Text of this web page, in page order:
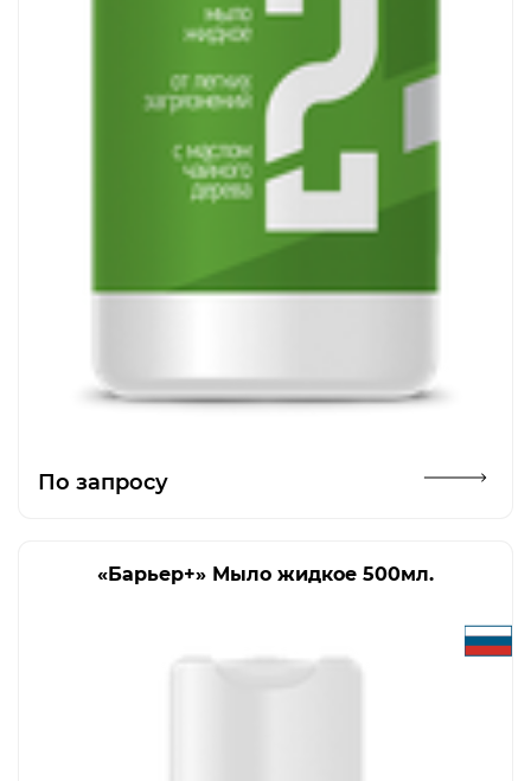
По запросу
«Барьер+» Мыло жидкое 500мл.